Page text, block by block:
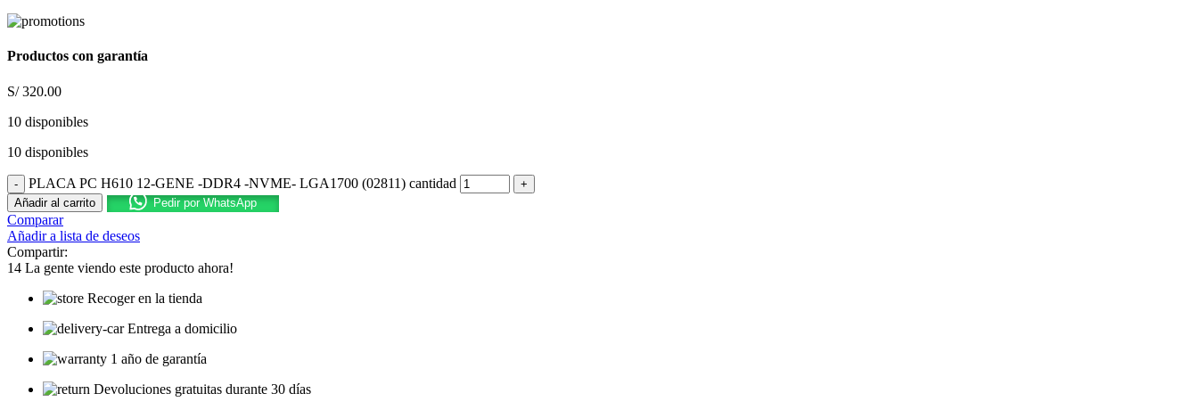
Productos con garantía
S/320.00
10 disponibles
10 disponibles
PLACA PC H610 12-GENE -DDR4 -NVME- LGA1700 (02811) cantidad
Añadir al carrito Pedir por WhatsApp
Comparar
Añadir a lista de deseos
Compartir:
14 La gente viendo este producto ahora!
Recoger en la tienda
Entrega a domicilio
1 año de garantía
Devoluciones gratuitas durante 30 días